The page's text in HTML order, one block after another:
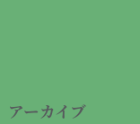
アーカイブ